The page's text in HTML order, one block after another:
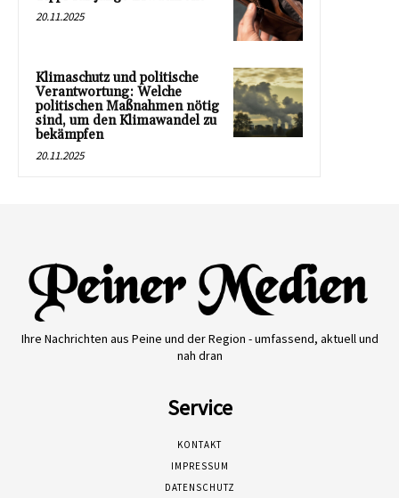
20.11.2025
Klimaschutz und politische
Verantwortung: Welche
politischen Maßnahmen nötig
sind, um den Klimawandel zu
bekämpfen
20.11.2025
Ihre Nachrichten aus Peine und der Region - umfassend, aktuell und
nah dran
Service
KONTAKT
IMPRESSUM
DATENSCHUTZ